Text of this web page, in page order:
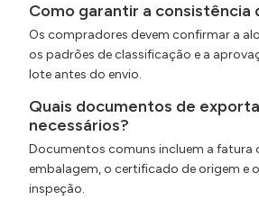
Como garantir a consistência
Os compradores devem confirmar a
os padrões de classificação e a
lote antes do envio.
Quais documentos de
necessários?
Documentos comuns incluem a fatura
embalagem, o certificado de origem e
inspeção.